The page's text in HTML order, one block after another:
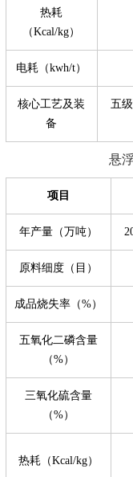
热耗
（Kcal/kg）
电耗（kwh/t）
核心工艺及装
备
五
悬
项目
年产量（万吨）
原料细度（目）
成品烧失率（%）
五氧化二磷含量
（%）
三氧化硫含量
（%）
热耗（Kcal/kg）